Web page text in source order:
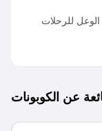
للرحلات
عن الكوبونات